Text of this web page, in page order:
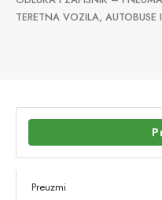
TERETNA VOZILA,
Preuzmi